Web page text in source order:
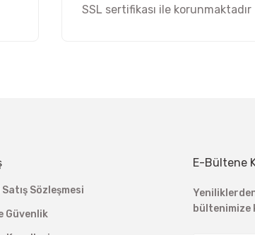
SSL sertifikası ile korunmaktadır
Sözleşmesi
Güvenlik
E-Bültene
bültenimize